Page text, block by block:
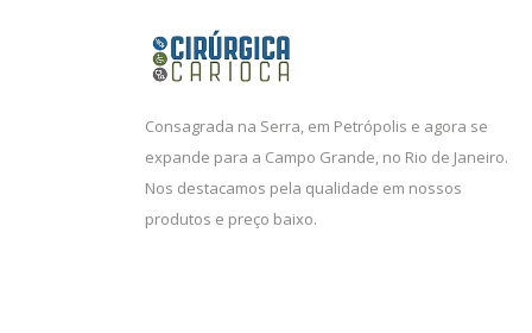
Consagrada na Serra, em Petrópolis e agora se
expande para a Campo Grande, no Rio de Janeiro.
Nos destacamos pela qualidade em nossos
produtos e preço baixo.